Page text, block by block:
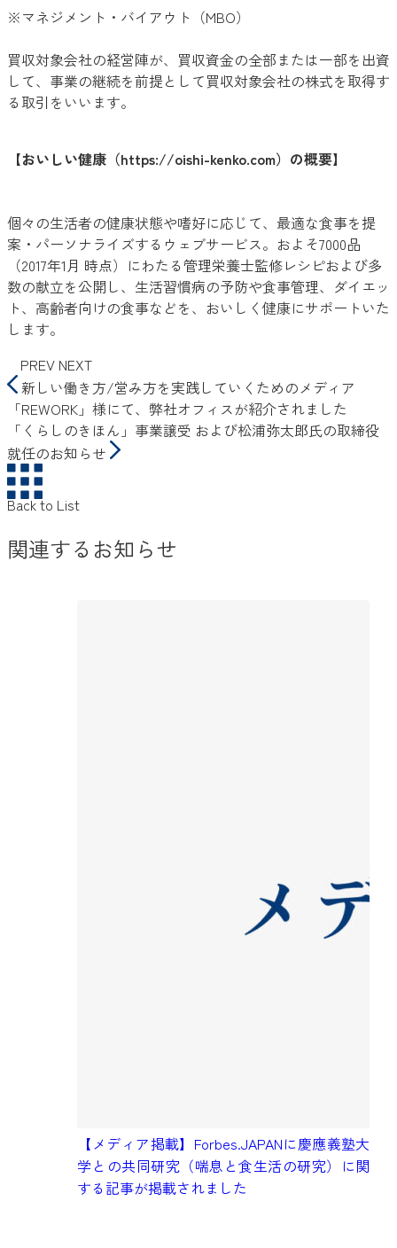
※マネジメント・バイアウト（MBO）
買収対象会社の経営陣が、買収資金の全部または一部を出資
して、事業の継続を前提として買収対象会社の株式を取得す
る取引をいいます。
【おいしい健康（https://oishi-kenko.com）の概要】
個々の生活者の健康状態や嗜好に応じて、最適な食事を提
案・パーソナライズするウェブサービス。およそ7000品
（2017年1月 時点）にわたる管理栄養士監修レシピおよび多
数の献立を公開し、生活習慣病の予防や食事管理、ダイエッ
ト、高齢者向けの食事などを、おいしく健康にサポートいた
します。
PREV NEXT
新しい働き方/営み方を実践していくためのメディア
「REWORK」様にて、弊社オフィスが紹介されました
「くらしのきほん」事業譲受 および松浦弥太郎氏の取締役
就任のお知らせ
Back to List
関連するお知らせ
【メディア掲載】Forbes.JAPANに慶應義塾大
学との共同研究（喘息と食生活の研究）に関
する記事が掲載されました